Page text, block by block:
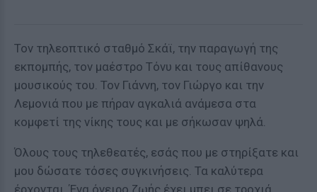
Τον τηλεοπτικό σταθμό Σκάϊ, την παραγωγή της
εκπομπής, τον μαέστρο Τόνυ και τους απίθανους
μουσικούς του. Τον Γιάννη, τον Γιώργο και την
Λεμονιά που με πήραν αγκαλιά ανάμεσα στα
κομφετί της νίκης τους και με σήκωσαν ψηλά.
Όλους τους τηλεθεατές, εσάς που με στηρίξατε και
μου δώσατε τόσες συγκινήσεις. Τα καλύτερα
έρχονται. Ένα όνειρο ζωής έχει μπει σε τροχιά